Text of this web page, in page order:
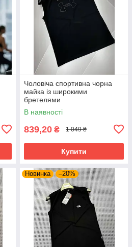
Чоловіча спортивна чорна
майка із широкими
бретелями
В наявності
839,20 ₴ 1 049 ₴
Купити
Новинка –20%